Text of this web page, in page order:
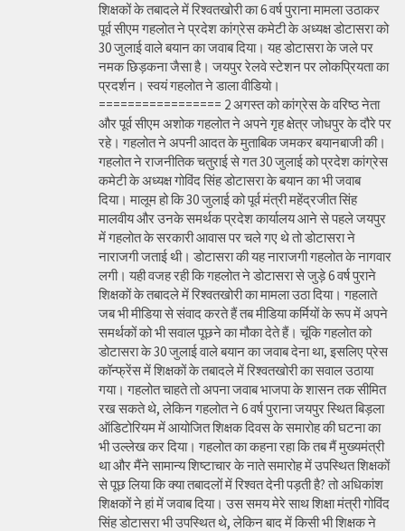
शिक्षकों के तबादले में रिश्वतखोरी का 6 वर्ष पुराना मामला उठाकर
पूर्व सीएम गहलोत ने प्रदेश कांग्रेस कमेटी के अध्यक्ष डोटासरा को
30 जुलाई वाले बयान का जवाब दिया। यह डोटासरा के जले पर
नमक छिड़कना जैसा है। जयपुर रेलवे स्टेशन पर लोकप्रियता का
प्रदर्शन। स्वयं गहलोत ने डाला वीडियो।
================= 2 अगस्त को कांग्रेस के वरिष्ठ नेता
और पूर्व सीएम अशोक गहलोत ने अपने गृह क्षेत्र जोधपुर के दौरे पर
रहे। गहलोत ने अपनी आदत के मुताबिक जमकर बयानबाजी की।
गहलोत ने राजनीतिक चतुराई से गत 30 जुलाई को प्रदेश कांग्रेस
कमेटी के अध्यक्ष गोविंद सिंह डोटासरा के बयान का भी जवाब
दिया। मालूम हो कि 30 जुलाई को पूर्व मंत्री महेंद्रजीत सिंह
मालवीय और उनके समर्थक प्रदेश कार्यालय आने से पहले जयपुर
में गहलोत के सरकारी आवास पर चले गए थे तो डोटासरा ने
नाराजगी जताई थी। डोटासरा की यह नाराजगी गहलोत के नागवार
लगी। यही वजह रही कि गहलोत ने डोटासरा से जुड़े 6 वर्ष पुराने
शिक्षकों के तबादले में रिश्वतखोरी का मामला उठा दिया। गहलाते
जब भी मीडिया से संवाद करते हैं तब मीडिया कर्मियों के रूप में अपने
समर्थकों को भी सवाल पूछने का मौका देते हैं। चूंकि गहलोत को
डोटासरा के 30 जुलाई वाले बयान का जवाब देना था, इसलिए प्रेस
कॉन्फ्रेंस में शिक्षकों के तबादले में रिश्वतखोरी का सवाल उठाया
गया। गहलोत चाहते तो अपना जवाब भाजपा के शासन तक सीमित
रख सकते थे, लेकिन गहलोत ने 6 वर्ष पुराना जयपुर स्थित बिड़ला
ऑडिटोरियम में आयोजित शिक्षक दिवस के समारोह की घटना का
भी उल्लेख कर दिया। गहलोत का कहना रहा कि तब मैं मुख्यमंत्री
था और मैंने सामान्य शिष्टाचार के नाते समारोह में उपस्थित शिक्षकों
से पूछ लिया कि क्या तबादलों में रिश्वत देनी पड़ती है? तो अधिकांश
शिक्षकों ने हां में जवाब दिया। उस समय मेरे साथ शिक्षा मंत्री गोविंद
सिंह डोटासरा भी उपस्थित थे, लेकिन बाद में किसी भी शिक्षक ने